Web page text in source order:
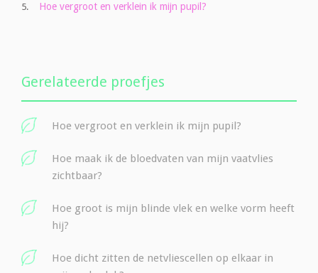
5. Hoe vergroot en verklein ik mijn pupil?
Gerelateerde proefjes
Hoe vergroot en verklein ik mijn pupil?
Hoe maak ik de bloedvaten van mijn vaatvlies
zichtbaar?
Hoe groot is mijn blinde vlek en welke vorm heeft
hij?
Hoe dicht zitten de netvliescellen op elkaar in